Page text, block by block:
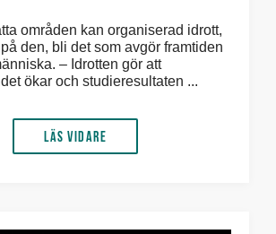
områden kan organiserad idrott,
den, bli det som avgör framtiden
– Idrotten gör att
ökar och studieresultaten ...
Läs vidare